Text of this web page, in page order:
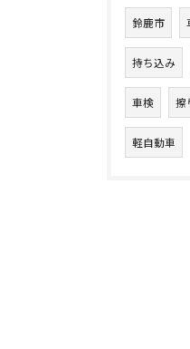
鈴鹿市
持ち込み
車検 擦
軽自動車